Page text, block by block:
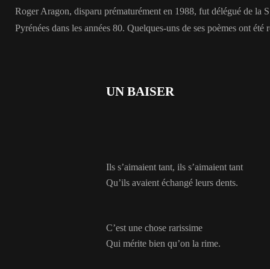
Roger Aragon, disparu prématurément en 1988, fut délégué de la
Pyrénées dans les années 80. Quelques-uns de ses poèmes ont été
UN BAISER
Ils s’aimaient tant, ils s’aimaient tant
Qu’ils avaient échangé leurs dents.
C’est une chose rarissime
Qui mérite bien qu’on la rime.